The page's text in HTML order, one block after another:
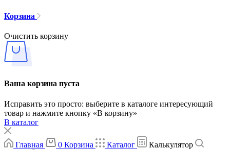
Корзина
Очистить корзину
Ваша корзина пуста
Исправить это просто: выберите в каталоге интересующий
товар и нажмите кнопку «В корзину»
В каталог
Главная 0 Корзина Каталог Калькулятор